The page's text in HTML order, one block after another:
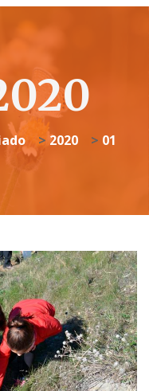
> 2020 > 01